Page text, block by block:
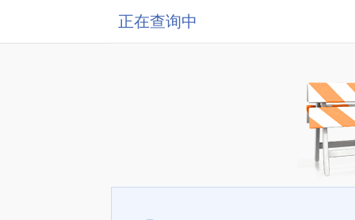
正在查询中